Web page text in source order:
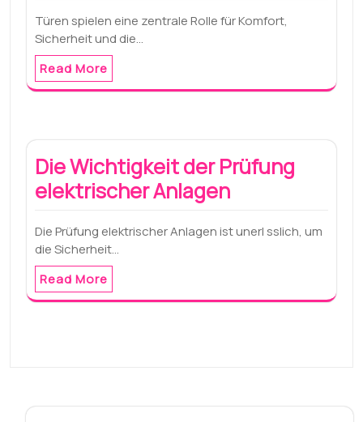
Türen spielen eine zentrale Rolle für Komfort,
Sicherheit und die…
Read More
Die Wichtigkeit der Prüfung
elektrischer Anlagen
Die Prüfung elektrischer Anlagen ist unerl sslich, um
die Sicherheit…
Read More